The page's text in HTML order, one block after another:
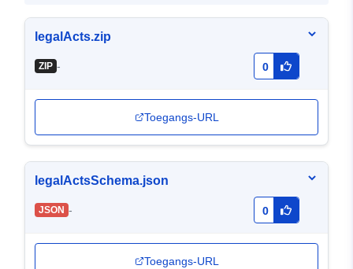
legalActs.zip
ZIP - 0
Toegangs-URL
legalActsSchema.json
JSON - 0
Toegangs-URL